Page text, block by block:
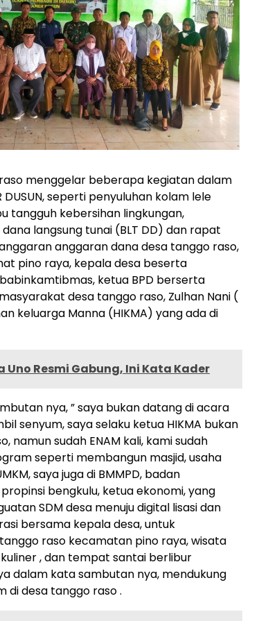
menggelar beberapa kegiatan dalam
seperti penyuluhan kolam lele
tangguh kebersihan lingkungan,
langsung tunai (BLT DD) dan rapat
anggaran dana desa tanggo raso,
pino raya, kepala desa beserta
ketua BPD berserta
desa tanggo raso, Zulhan Nani (
keluarga Manna (HIKMA) yang ada di
Uno Resmi Gabung, Ini Kata Kader
nya, ” saya bukan datang di acara
senyum, saya selaku ketua HIKMA bukan
namun sudah ENAM kali, kami sudah
seperti membangun masjid, usaha
saya juga di BMMPD, badan
bengkulu, ketua ekonomi, yang
SDM desa menuju digital lisasi dan
bersama kepala desa, untuk
raso kecamatan pino raya, wisata
, dan tempat santai berlibur
dalam kata sambutan nya, mendukung
di desa tanggo raso .